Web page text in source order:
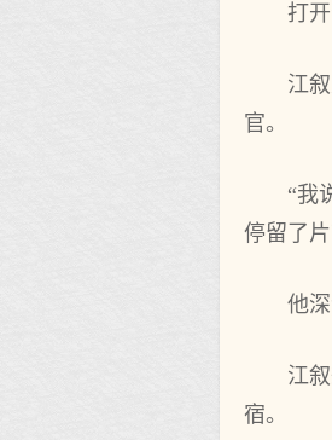
打
江
官。
“我
停留了片
他
江
宿。